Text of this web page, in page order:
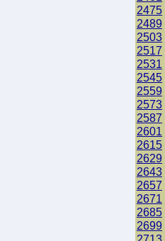
2475
2489
2503
2517
2531
2545
2559
2573
2587
2601
2615
2629
2643
2657
2671
2685
2699